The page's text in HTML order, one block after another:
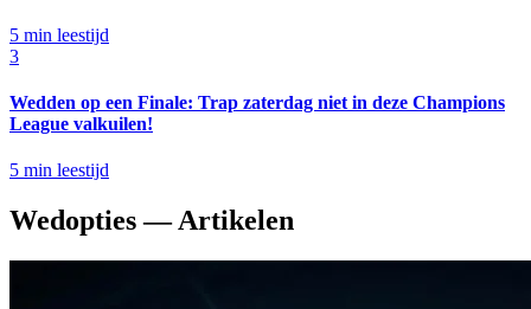
5 min leestijd
3
Wedden op een Finale: Trap zaterdag niet in deze Champions
League valkuilen!
5 min leestijd
Wedopties— Artikelen